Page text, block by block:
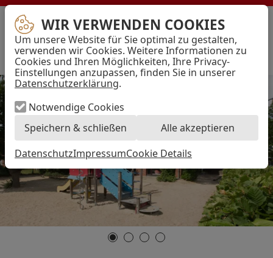
WIR VERWENDEN COOKIES
Um unsere Website für Sie optimal zu gestalten,
verwenden wir Cookies. Weitere Informationen zu
Cookies und Ihren Möglichkeiten, Ihre Privacy-
Einstellungen anzupassen, finden Sie in unserer
Datenschutzerklärung.
Notwendige Cookies
Speichern & schließen
Alle akzeptieren
DatenschutzImpressumCookie Details
AWO
Bremen
–
Arbeiterwohlfahrt
Kreisverband
Hansestadt
Bremen
e.V.